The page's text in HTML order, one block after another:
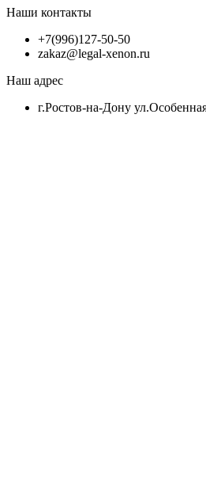
Наши контакты
+7(996)127-50-50
zakaz@legal-xenon.ru
Наш адрес
г.Ростов-на-Дону